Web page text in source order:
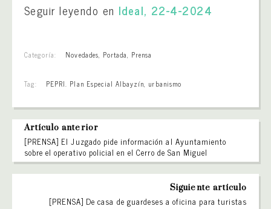
Seguir leyendo en Ideal, 22-4-2024
Categoría: Novedades, Portada, Prensa
Tag: PEPRI. Plan Especial Albayzín, urbanismo
Artículo anterior
[PRENSA] El Juzgado pide información al Ayuntamiento
sobre el operativo policial en el Cerro de San Miguel
Siguiente artículo
[PRENSA] De casa de guardeses a oficina para turistas